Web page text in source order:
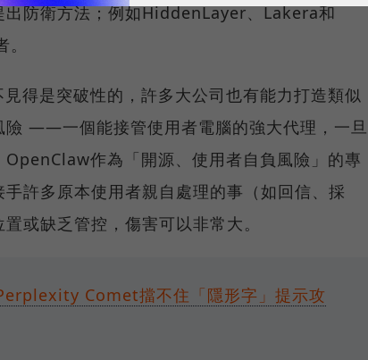
出防衛方法；例如HiddenLayer、Lakera和
得是突破性的，許多大公司也有能力打造類似
險 ——一個能接管使用者電腦的強大代理，一旦
作為「開源、使用者自負風險」的專
許多原本使用者親自處理的事（如回信、採
或缺乏管控，傷害可以非常大。
Comet擋不住「隱形字」提示攻